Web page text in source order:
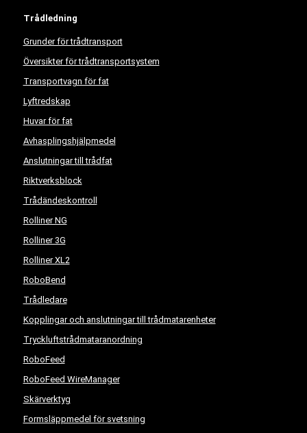
Trådledning
Grunder för trådtransport
Översikter för trådtransportsystem
Transportvagn för fat
Lyftredskap
Huvar för fat
Avhasplingshjälpmedel
Anslutningar till trådfat
Riktverksblock
Trådändeskontroll
Rolliner NG
Rolliner 3G
Rolliner XL2
RoboBend
Trådledare
Kopplingar och anslutningar till trådmatarenheter
Tryckluftstrådmataranordning
RoboFeed
RoboFeed WireManager
Skärverktyg
Formsläppmedel för svetsning